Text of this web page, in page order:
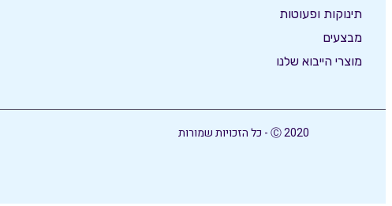
תינוקות ופעוטות
מבצעים
מוצרי הייבוא שלנו
Ⓒ 2020 - כל הזכויות שמורות